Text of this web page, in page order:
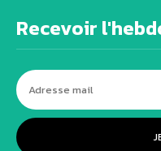
Recevoir